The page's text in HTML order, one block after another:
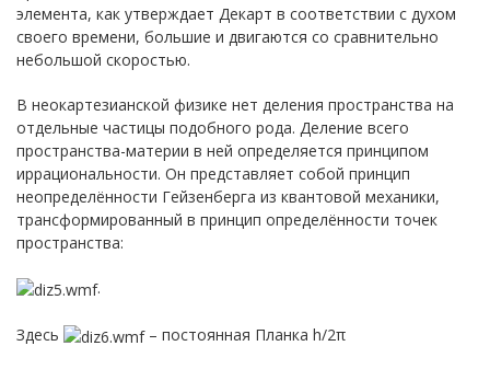
элемента, как утверждает Декарт в соответствии с духом
своего времени, большие и двигаются со сравнительно
небольшой скоростью.
В неокартезианской физике нет деления пространства на
отдельные частицы подобного рода. Деление всего
пространства-материи в ней определяется принципом
иррациональности. Он представляет собой принцип
неопределённости Гейзенберга из квантовой механики,
трансформированный в принцип определённости точек
пространства:
.
Здесь – постоянная Планка h/2π